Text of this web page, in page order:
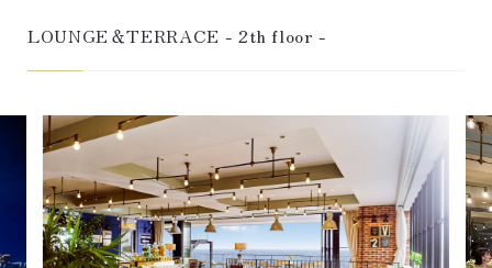
LOUNGE＆TERRACE - 2th floor -